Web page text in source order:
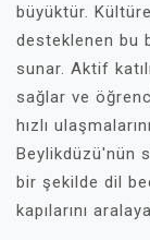
büyüktür.
desteklenen bu
sunar. Aktif
sağlar ve
hızlı
Beylikdüzü'nün
bir şekilde dil
kapılarını